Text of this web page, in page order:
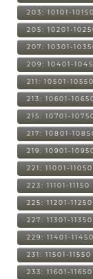
203: 10101-10150
205: 10201-
207: 10301-
209: 10401-
211: 10501-10550
213: 10601-
215: 10701-
217: 10801-
219: 10901-
221: 11001-11050
223: 11101-11150
225: 11201-11250
227: 11301-11350
229: 11401-11450
231: 11501-11550
233: 11601-11650